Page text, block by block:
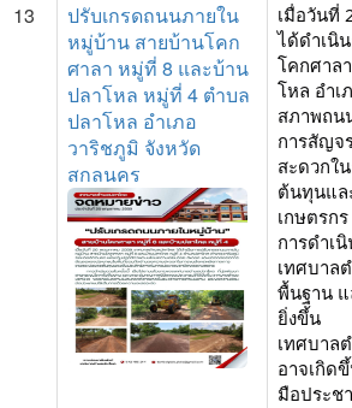
13
ปรับเกรดถนนภายใน
หมู่บ้าน สายบ้านโคก
ศาลา หมู่ที่ 8 และบ้าน
ปลาโหล หมู่ที่ 4 ตำบล
ปลาโหล อำเภอ
วาริชภูมิ จังหวัด
สกลนคร
เมื่อวันที่
ได้ดำเนิ
โคกศาล
โหล อำเ
สภาพถน
การสัญจ
สะดวกใ
ต้นทุนแล
เกษตรกร
การดำเ
เทศบาล
พื้นฐาน
ยิ่งขึ้น
เทศบาล
อาจเกิด
มือประช